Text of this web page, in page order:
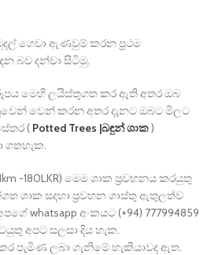
ගෙවා ඇණවුම් කරන ප්‍රථම
බව දන්වා සිටිමු.
මෙහි ලයිස්තුගත කර ඇති අතර ඔබ
වෙන් කරන අතර දැනට ඔබට මිලට
( Potted Trees |බඳුන් ශාක)
ගතහැක.
-180LKR) මෙම ශාක ප්‍රවහනය කරයුතු
ශාක සදහා ප්‍රවහන ගාස්තු ඇතුලත්ව
whatsapp අංකයට (+94) 777994859
අපට සලසා දිය හැක.
පැමිණ ලබා ගැනිමේ හැකියාවද ඇත.